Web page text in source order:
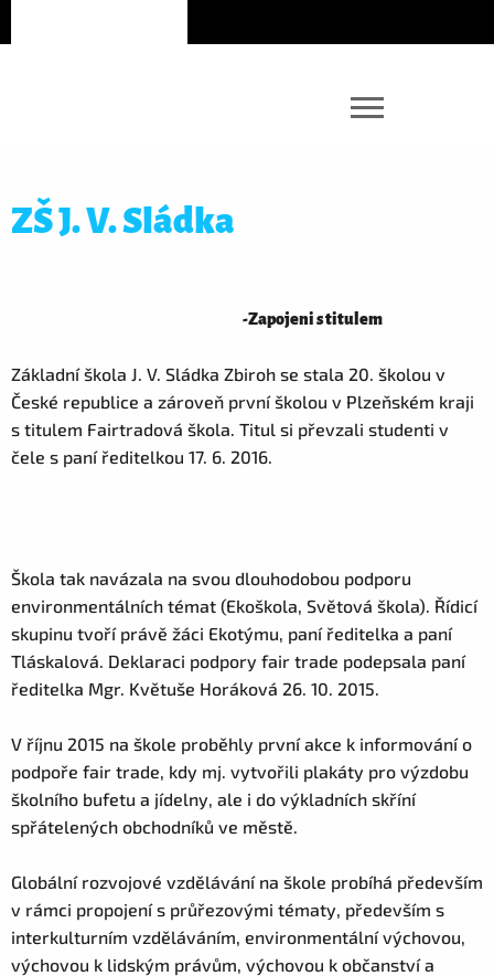
ZŠ J. V. Sládka
-Zapojeni s titulem
Základní škola J. V. Sládka Zbiroh se stala 20. školou v
České republice a zároveň první školou v Plzeňském kraji
s titulem Fairtradová škola. Titul si převzali studenti v
čele s paní ředitelkou 17. 6. 2016.
Škola tak navázala na svou dlouhodobou podporu
environmentálních témat (Ekoškola, Světová škola). Řídicí
skupinu tvoří právě žáci Ekotýmu, paní ředitelka a paní
Tláskalová. Deklaraci podpory fair trade podepsala paní
ředitelka Mgr. Květuše Horáková 26. 10. 2015.
V říjnu 2015 na škole proběhly první akce k informování o
podpoře fair trade, kdy mj. vytvořili plakáty pro výzdobu
školního bufetu a jídelny, ale i do výkladních skříní
spřátelených obchodníků ve městě.
Globální rozvojové vzdělávání na škole probíhá především
v rámci propojení s průřezovými tématy, především s
interkulturním vzděláváním, environmentální výchovou,
výchovou k lidským právům, výchovou k občanství a